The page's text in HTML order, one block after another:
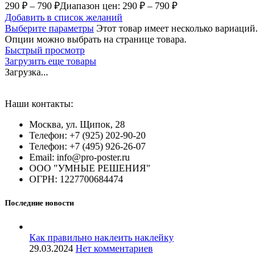
290 ₽ – 790 ₽Диапазон цен: 290 ₽ – 790 ₽
Добавить в список желаний
Выберите параметры Этот товар имеет несколько вариаций.
Опции можно выбрать на странице товара.
Быстрый просмотр
Загрузить еще товары
Загрузка...
Наши контакты:
Москва, ул. Щипок, 28
Телефон: +7 (925) 202-90-20
Телефон: +7 (495) 926-26-07
Email: info@pro-poster.ru
ООО "УМНЫЕ РЕШЕНИЯ"
ОГРН: 1227700684474
Последние новости
Как правильно наклеить наклейку
29.03.2024 Нет комментариев